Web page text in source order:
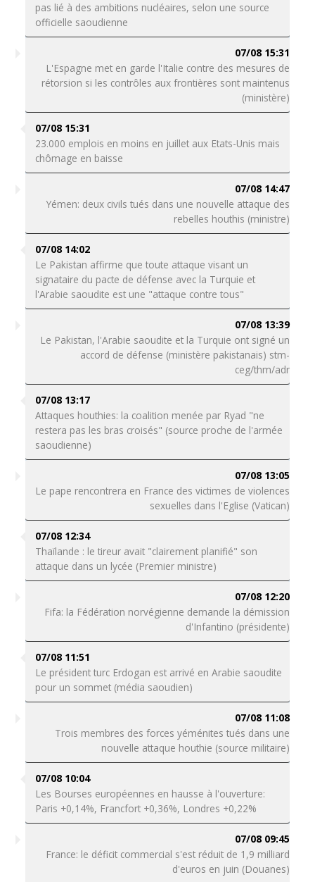
pas lié à des ambitions nucléaires, selon une source
officielle saoudienne
07/08 15:31
L'Espagne met en garde l'Italie contre des mesures de
rétorsion si les contrôles aux frontières sont maintenus
(ministère)
07/08 15:31
23.000 emplois en moins en juillet aux Etats-Unis mais
chômage en baisse
07/08 14:47
Yémen: deux civils tués dans une nouvelle attaque des
rebelles houthis (ministre)
07/08 14:02
Le Pakistan affirme que toute attaque visant un
signataire du pacte de défense avec la Turquie et
l'Arabie saoudite est une "attaque contre tous"
07/08 13:39
Le Pakistan, l'Arabie saoudite et la Turquie ont signé un
accord de défense (ministère pakistanais) stm-
ceg/thm/adr
07/08 13:17
Attaques houthies: la coalition menée par Ryad "ne
restera pas les bras croisés" (source proche de l'armée
saoudienne)
07/08 13:05
Le pape rencontrera en France des victimes de violences
sexuelles dans l'Eglise (Vatican)
07/08 12:34
Thaïlande : le tireur avait "clairement planifié" son
attaque dans un lycée (Premier ministre)
07/08 12:20
Fifa: la Fédération norvégienne demande la démission
d'Infantino (présidente)
07/08 11:51
Le président turc Erdogan est arrivé en Arabie saoudite
pour un sommet (média saoudien)
07/08 11:08
Trois membres des forces yéménites tués dans une
nouvelle attaque houthie (source militaire)
07/08 10:04
Les Bourses européennes en hausse à l'ouverture:
Paris +0,14%, Francfort +0,36%, Londres +0,22%
07/08 09:45
France: le déficit commercial s'est réduit de 1,9 milliard
d'euros en juin (Douanes)